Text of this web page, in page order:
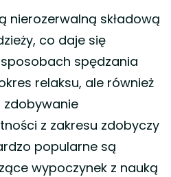
nierozerwalną składową
co daje się
spędzania
relaksu, ale również
zdobywanie
z zakresu zdobyczy
popularne są
wypoczynek z nauką